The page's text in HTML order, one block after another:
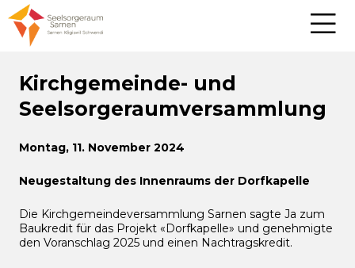
Kirchgemeinde- und
Seelsorgeraumversammlung
Montag, 11. November 2024
Neugestaltung des Innenraums der Dorfkapelle
Die Kirchgemeindeversammlung Sarnen sagte Ja zum
Baukredit für das Projekt «Dorfkapelle» und genehmigte
den Voranschlag 2025 und einen Nachtragskredit.